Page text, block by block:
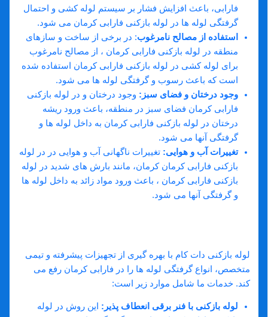
فارابی، باعث افزایش فشار بر سیستم لوله کشی و احتمال
گرفتگی لوله ها در لوله بازکنی فارابی کرمان می شود.
استفاده از مصالح نامرغوب: در برخی از ساخت و سازهای
منطقه در لوله بازکنی فارابی کرمان ، از مصالح نامرغوب
برای لوله کشی در لوله بازکنی فارابی کرمان استفاده شده
است که باعث رسوب و گرفتگی لوله ها می شود.
وجود درختان و فضای سبز: وجود درختان و در لوله بازکنی
فارابی کرمان فضای سبز در منطقه، باعث ورود ریشه
درختان در لوله بازکنی فارابی کرمان به داخل لوله ها و
گرفتگی آنها می شود.
تغییرات آب و هوایی: تغییرات ناگهانی آب و هوایی در در لوله
بازکنی فارابی کرمان کرمان، مانند بارش های شدید در لوله
بازکنی فارابی کرمان ، باعث ورود مواد زائد به داخل لوله ها
و گرفتگی آنها می شود.
لوله بازکنی دات کام با بهره گیری از تجهیزات پیشرفته و تیمی
متخصص، انواع گرفتگی لوله ها را در فارابی کرمان رفع می
کند. خدمات ما شامل موارد زیر است:
لوله بازکنی با فنر برقی انعطاف پذیر: این روش در لوله